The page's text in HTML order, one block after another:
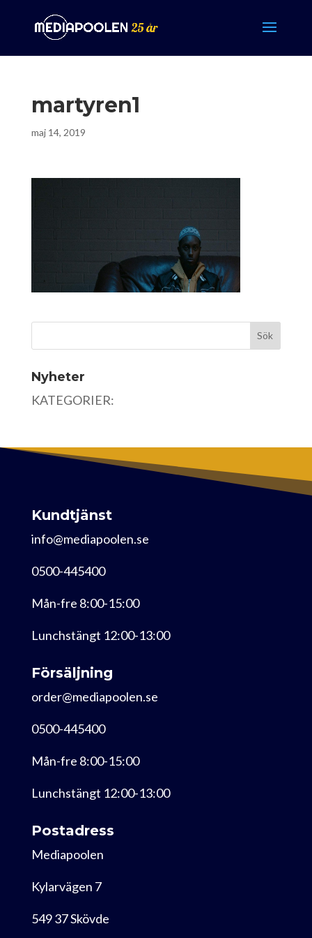
martyren1
maj 14, 2019
Nyheter
KATEGORIER:
Kundtjänst
info@mediapoolen.se
0500-445400
Mån-fre 8:00-15:00
Lunchstängt 12:00-13:00
Försäljning
order@mediapoolen.se
0500-445400
Mån-fre 8:00-15:00
Lunchstängt 12:00-13:00
Postadress
Mediapoolen
Kylarvägen 7
549 37 Skövde